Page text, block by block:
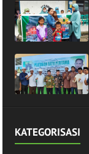
KATEGORISASI